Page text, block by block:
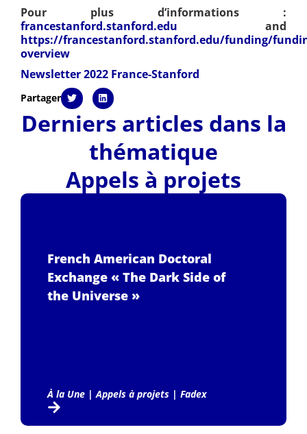
Pour plus d’informations :
francestanford.stanford.edu and
https://francestanford.stanford.edu/funding/
overview
Newsletter 2022 France-Stanford
Partager
Derniers articles dans la
thématique
Appels à projets
French American Doctoral
Exchange « The Dark Side of
the Universe »
À la Une|Appels à projets| Fadex